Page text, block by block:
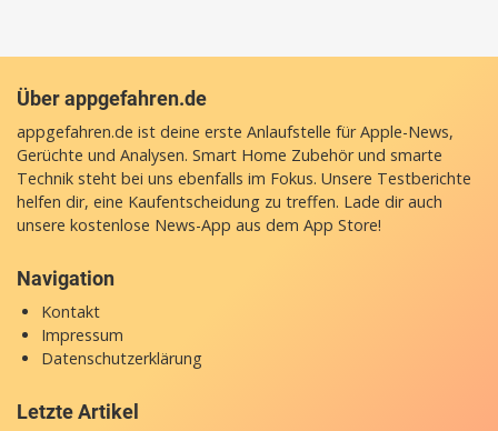
Über appgefahren.de
appgefahren.de ist deine erste Anlaufstelle für Apple-News,
Gerüchte und Analysen. Smart Home Zubehör und smarte
Technik steht bei uns ebenfalls im Fokus. Unsere Testberichte
helfen dir, eine Kaufentscheidung zu treffen. Lade dir auch
unsere kostenlose News-App aus dem App Store!
Navigation
Kontakt
Impressum
Datenschutzerklärung
Letzte Artikel